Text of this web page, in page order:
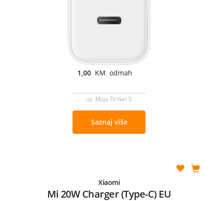
1,00 KM odmah
uz Moja TV Net S
Saznaj više
Xiaomi
Mi 20W Charger (Type-C) EU